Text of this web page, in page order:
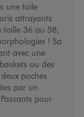
une toile
attrayants
taille 36 au 58,
! Sa
avec une
ou des
poches
par un
pour